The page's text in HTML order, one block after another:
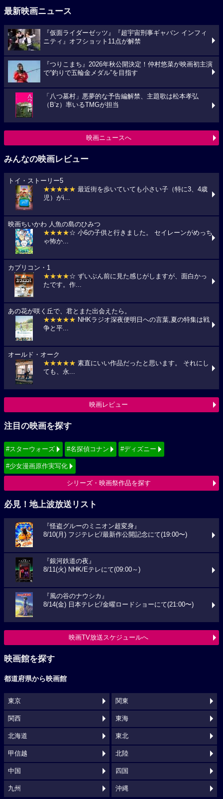
最新映画ニュース
『仮面ライダーゼッツ』『超宇宙刑事ギャバン インフィ
ニティ』オフショット11点が解禁
『つりこまち』2026年秋公開決定！仲村悠菜が映画初主演
で“釣りで五輪金メダル”を目指す
「八つ墓村」悪夢的な予告編解禁、主題歌は松本孝弘
（B’z）率いるTMGが担当
映画ニュースへ
みんなの映画レビュー
トイ・ストーリー5
★★★★★ 最近街を歩いていても小さい子（特に3、4歳
児）がi...
映画ちいかわ 人魚の島のひみつ
★★★★☆ 小6の子供と行きました。 セイレーンがめっち
ゃ怖か...
カプリコン・1
★★★★☆ ずいぶん前に見た感じがしますが、面白かっ
たです。作...
あの花が咲く丘で、君とまた出会えたら。
★★★★★ NHKラジオ深夜便明日への言葉,夏の特集は戦
争と平...
オールド・オーク
★★★★★ 素直にいい作品だったと思います。 それにし
ても、永...
映画レビュー
注目の映画を探す
#スターウォーズ #名探偵コナン #ディズニー
#少女漫画原作実写化
シリーズ・映画祭作品を探す
必見！地上波放送リスト
『怪盗グルーのミニオン超変身』
8/10(月) フジテレビ/最新作公開記念にて(19:00〜)
『銀河鉄道の夜』
8/11(火) NHK/Eテレにて(09:00～)
『風の谷のナウシカ』
8/14(金) 日本テレビ/金曜ロードショーにて(21:00〜)
映画TV放送スケジュールへ
映画館を探す
都道府県から映画館
東京 関東
関西 東海
北海道 東北
甲信越 北陸
中国 四国
九州 沖縄